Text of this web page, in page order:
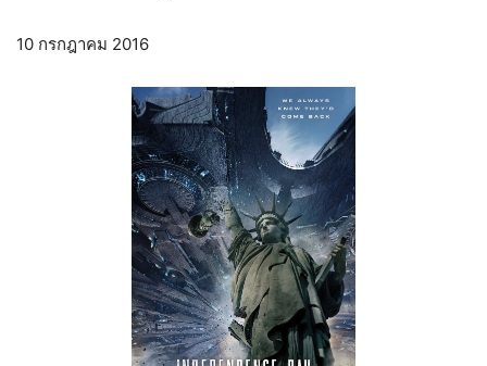
10 กรกฎาคม 2016